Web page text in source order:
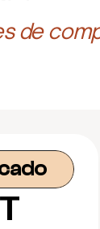
de